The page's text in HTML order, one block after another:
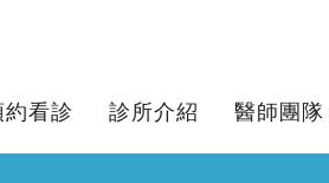
約看診 診所介紹 醫師團隊